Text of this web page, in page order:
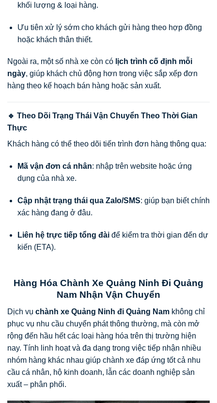
khối lượng & loại hàng.
Ưu tiên xử lý sớm cho khách gửi hàng theo hợp đồng
hoặc khách thân thiết.
Ngoài ra, một số nhà xe còn có lịch trình cố định mỗi
ngày, giúp khách chủ động hơn trong việc sắp xếp đơn
hàng theo kế hoạch bán hàng hoặc sản xuất.
🔹 Theo Dõi Trạng Thái Vận Chuyển Theo Thời Gian
Thực
Khách hàng có thể theo dõi tiến trình đơn hàng thông qua:
Mã vận đơn cá nhân: nhập trên website hoặc ứng
dụng của nhà xe.
Cập nhật trạng thái qua Zalo/SMS: giúp bạn biết chính
xác hàng đang ở đâu.
Liên hệ trực tiếp tổng đàiđể kiểm tra thời gian đến dự
kiến (ETA).
Hàng Hóa Chành Xe Quảng Ninh Đi Quảng
Nam Nhận Vận Chuyển
Dịch vụ chành xe Quảng Ninh đi Quảng Nam không chỉ
phục vụ nhu cầu chuyển phát thông thường, mà còn mở
rộng đến hầu hết các loại hàng hóa trên thị trường hiện
nay. Tính linh hoạt và đa dạng trong việc tiếp nhận nhiều
nhóm hàng khác nhau giúp chành xe đáp ứng tốt cả nhu
cầu cá nhân, hộ kinh doanh, lẫn các doanh nghiệp sản
xuất – phân phối.